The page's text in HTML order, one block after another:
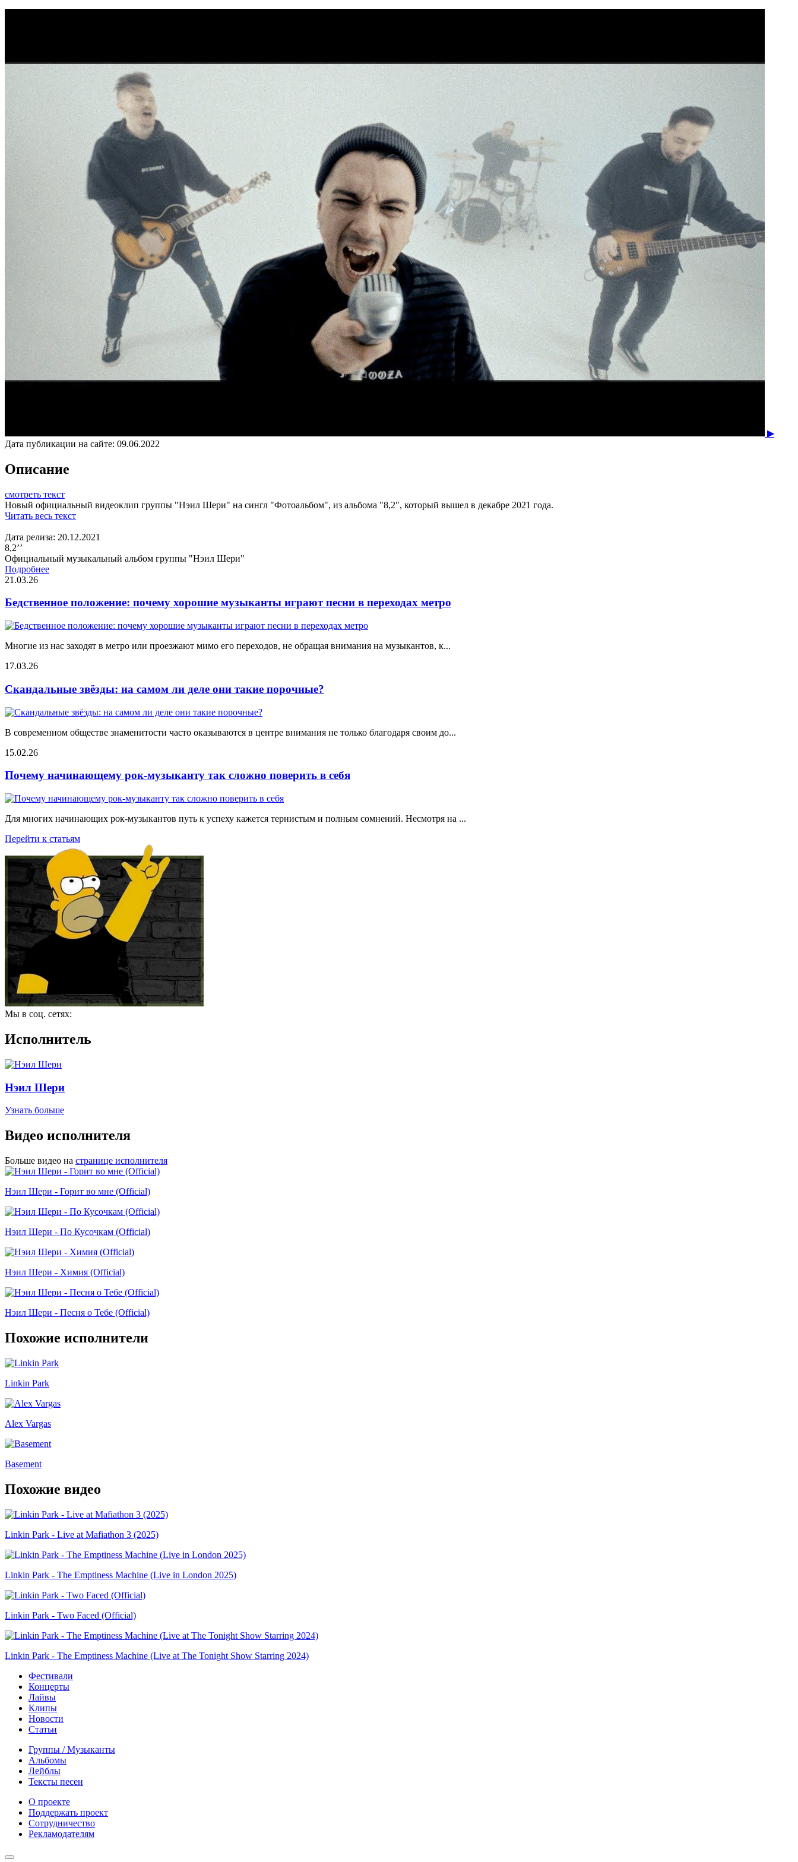
▶
Дата публикации на сайте: 09.06.2022
Описание
смотреть текст
Новый официальный видеоклип группы "Нэил Шери" на сингл "Фотоальбом", из альбома "8,2", который вышел в декабре 2021 года.
Читать весь текст
Дата релиза: 20.12.2021
8,2’’
Официальный музыкальный альбом группы "Нэил Шери"
Подробнее
21.03.26
Бедственное положение: почему хорошие музыканты играют песни в переходах метро
Многие из нас заходят в метро или проезжают мимо его переходов, не обращая внимания на музыкантов, к...
17.03.26
Скандальные звёзды: на самом ли деле они такие порочные?
В современном обществе знаменитости часто оказываются в центре внимания не только благодаря своим до...
15.02.26
Почему начинающему рок-музыканту так сложно поверить в себя
Для многих начинающих рок-музыкантов путь к успеху кажется тернистым и полным сомнений. Несмотря на ...
Перейти к статьям
Мы в соц. сетях:
Исполнитель
Нэил Шери
Узнать больше
Видео исполнителя
Больше видео на странице исполнителя
Нэил Шери - Горит во мне (Official)
Нэил Шери - По Кусочкам (Official)
Нэил Шери - Химия (Official)
Нэил Шери - Песня о Тебе (Official)
Похожие исполнители
Linkin Park
Alex Vargas
Basement
Похожие видео
Linkin Park - Live at Mafiathon 3 (2025)
Linkin Park - The Emptiness Machine (Live in London 2025)
Linkin Park - Two Faced (Official)
Linkin Park - The Emptiness Machine (Live at The Tonight Show Starring 2024)
Фестивали
Концерты
Лайвы
Клипы
Новости
Статьи
Группы / Музыканты
Альбомы
Лейблы
Тексты песен
О проекте
Поддержать проект
Сотрудничество
Рекламодателям